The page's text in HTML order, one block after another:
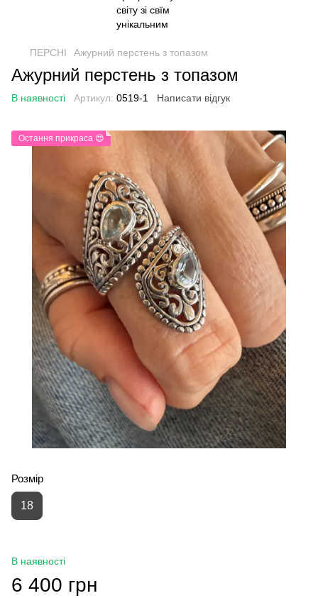
ПЕРСНІ Ажурний перстень з топазом
Ажурний перстень з топазом
В наявності Артикул: 0519-1 Написати відгук
Остання прикраса 😍
Розмір
18
В наявності
6 400 грн